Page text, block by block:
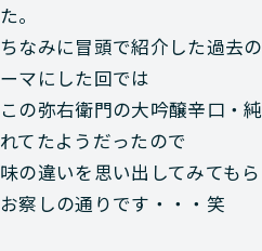
た。
ちなみに冒頭で紹介した過去
ーマにした回では
この弥右衛門の大吟醸辛口・
れてたようだったので
味の違いを思い出してみてもら
お察しの通りです・・・笑